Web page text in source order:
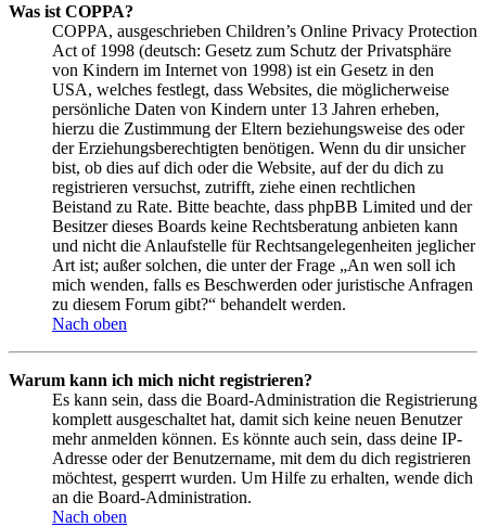
Was ist COPPA?
COPPA, ausgeschrieben Children’s Online Privacy Protection
Act of 1998 (deutsch: Gesetz zum Schutz der Privatsphäre
von Kindern im Internet von 1998) ist ein Gesetz in den
USA, welches festlegt, dass Websites, die möglicherweise
persönliche Daten von Kindern unter 13 Jahren erheben,
hierzu die Zustimmung der Eltern beziehungsweise des oder
der Erziehungsberechtigten benötigen. Wenn du dir unsicher
bist, ob dies auf dich oder die Website, auf der du dich zu
registrieren versuchst, zutrifft, ziehe einen rechtlichen
Beistand zu Rate. Bitte beachte, dass phpBB Limited und der
Besitzer dieses Boards keine Rechtsberatung anbieten kann
und nicht die Anlaufstelle für Rechtsangelegenheiten jeglicher
Art ist; außer solchen, die unter der Frage „An wen soll ich
mich wenden, falls es Beschwerden oder juristische Anfragen
zu diesem Forum gibt?“ behandelt werden.
Nach oben
Warum kann ich mich nicht registrieren?
Es kann sein, dass die Board-Administration die Registrierung
komplett ausgeschaltet hat, damit sich keine neuen Benutzer
mehr anmelden können. Es könnte auch sein, dass deine IP-
Adresse oder der Benutzername, mit dem du dich registrieren
möchtest, gesperrt wurden. Um Hilfe zu erhalten, wende dich
an die Board-Administration.
Nach oben